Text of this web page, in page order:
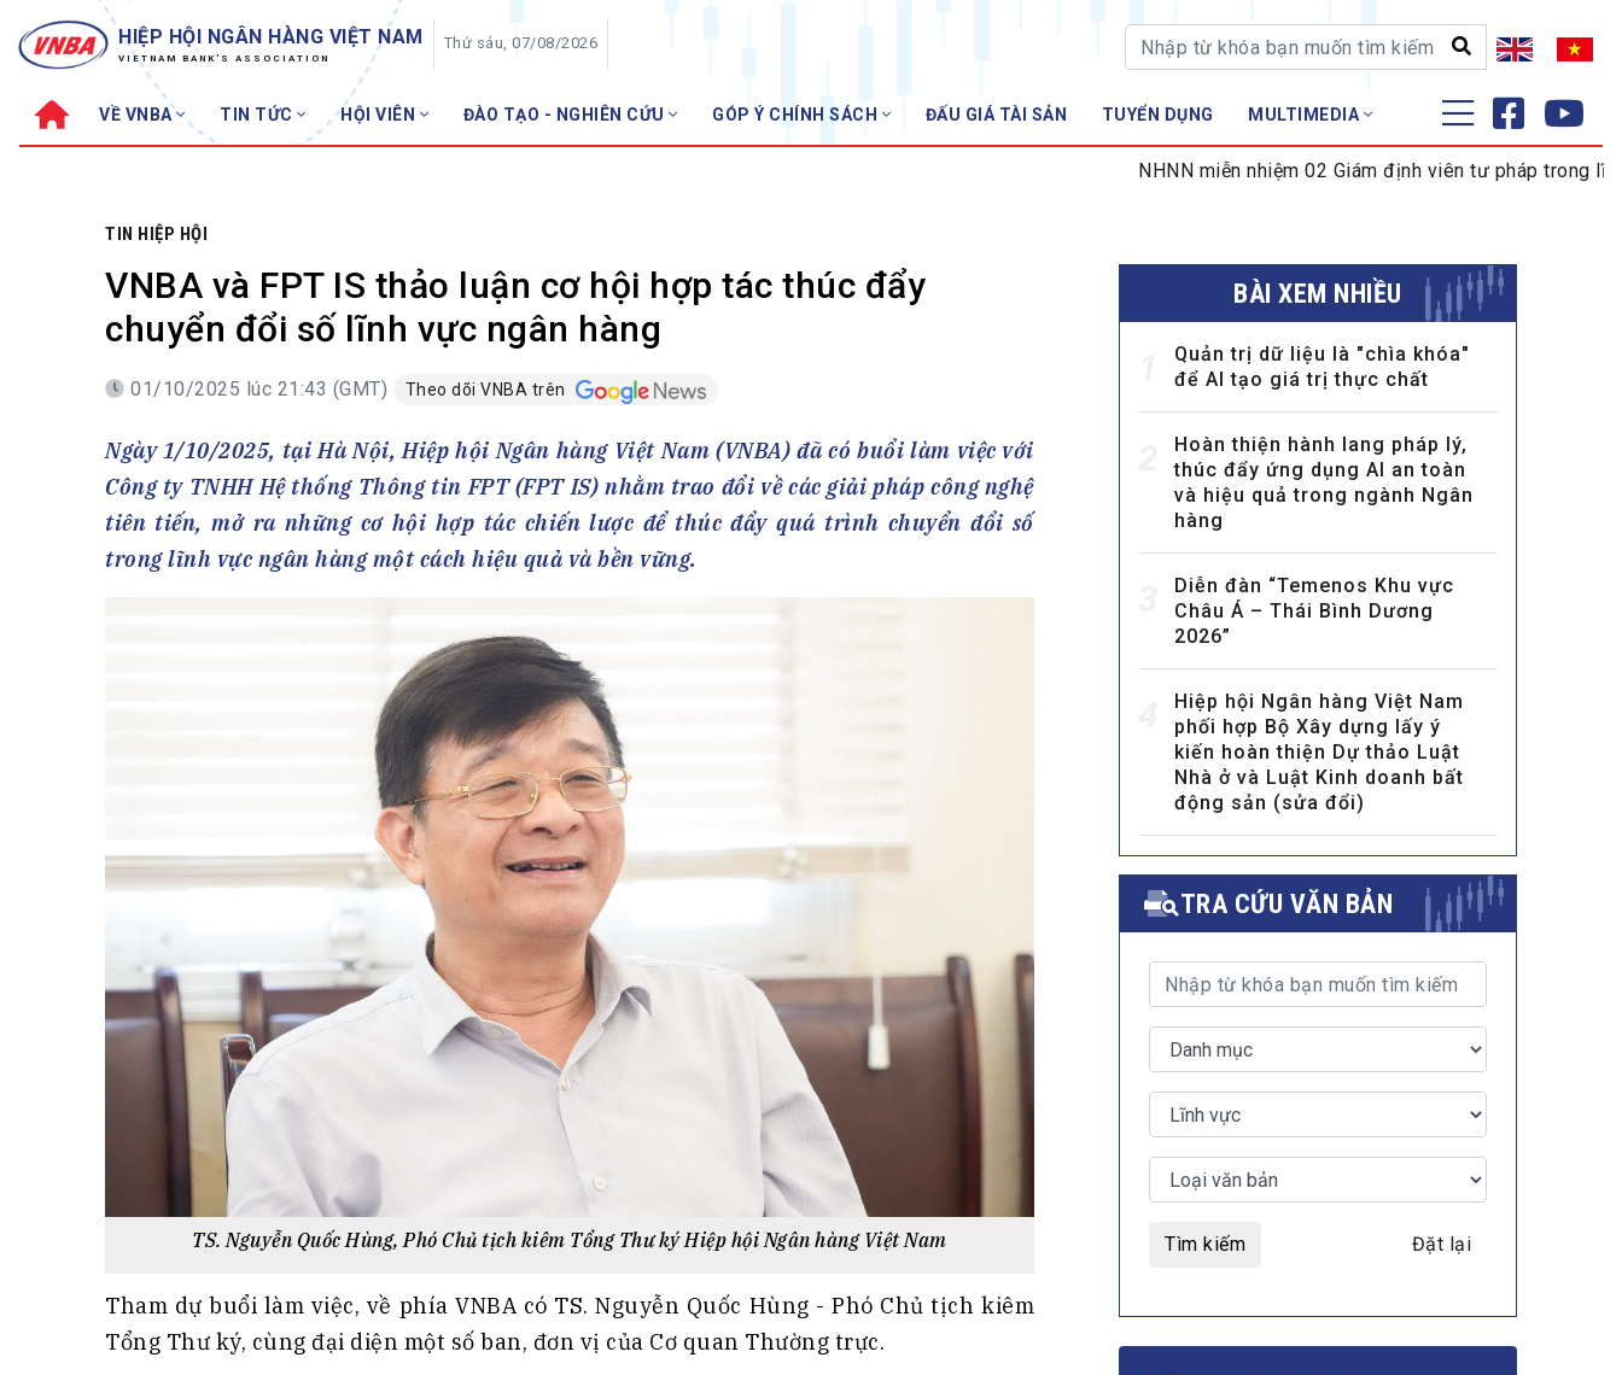
HIỆP HỘI NGÂN HÀNG VIỆT NAM
VIETNAM BANK'S ASSOCIATION
Thứ sáu, 07/08/2026
VỀ VNBA TIN TỨC HỘI VIÊN ĐÀO TẠO - NGHIÊN CỨU GÓP Ý CHÍNH SÁCH ĐẤU GIÁ TÀI SẢN TUYỂN DỤNG MULTIMEDIA
Sơ đồ tổ chức
Hội đồng Hiệp hội
Thường trực Hiệp hội
Cơ quan Thường trực
VNBA các thời kỳ
Thành tích – Giải thưởng
Bộ Chuẩn mực Đạo đức nghề nghiệp
30 năm VNBA
Bản tin Tuần VNBA
Tin Hội viên
Tin ngành ngân hàng
Đào tạo
Fintech
Tài chính Tiêu dùng
Nhà quản trị
Cơ hội việc làm
Tra cứu văn bản
ĐẤU GIÁ TÀI SẢN
MULTIMEDIA
Video
E-magazines
Photos
NHNN miễn nhiệm 02 Giám định viên tư pháp trong lĩnh vực tiền tệ
TIN HIỆP HỘI
VNBA và FPT IS thảo luận cơ hội hợp tác thúc đẩy
chuyển đổi số lĩnh vực ngân hàng
01/10/2025 lúc 21:43 (GMT) Theo dõi VNBA trên
Ngày 1/10/2025, tại Hà Nội, Hiệp hội Ngân hàng Việt Nam (VNBA) đã có buổi làm việc với
Công ty TNHH Hệ thống Thông tin FPT (FPT IS) nhằm trao đổi về các giải pháp công nghệ
tiên tiến, mở ra những cơ hội hợp tác chiến lược để thúc đẩy quá trình chuyển đổi số
trong lĩnh vực ngân hàng một cách hiệu quả và bền vững.
TS. Nguyễn Quốc Hùng, Phó Chủ tịch kiêm Tổng Thư ký Hiệp hội Ngân hàng Việt Nam
Tham dự buổi làm việc, về phía VNBA có TS. Nguyễn Quốc Hùng - Phó Chủ tịch kiêm
Tổng Thư ký, cùng đại diện một số ban, đơn vị của Cơ quan Thường trực.
BÀI XEM NHIỀU
Quản trị dữ liệu là "chìa khóa"
để AI tạo giá trị thực chất
Hoàn thiện hành lang pháp lý,
thúc đẩy ứng dụng AI an toàn
và hiệu quả trong ngành Ngân
hàng
Diễn đàn “Temenos Khu vực
Châu Á – Thái Bình Dương
2026”
Hiệp hội Ngân hàng Việt Nam
phối hợp Bộ Xây dựng lấy ý
kiến hoàn thiện Dự thảo Luật
Nhà ở và Luật Kinh doanh bất
động sản (sửa đổi)
TRA CỨU VĂN BẢN
Tìm kiếm Đặt lại